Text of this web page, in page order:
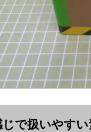
で扱いやすい